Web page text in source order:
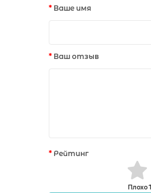
Ваше имя
Ваш отзыв
Рейтинг
Плохо